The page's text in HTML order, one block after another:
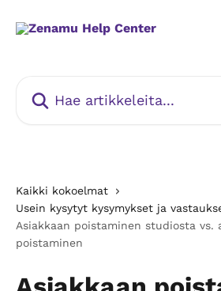
Kaikki kokoelmat
Usein kysytyt kysymykset ja
Asiakkaan poistaminen studiosta vs.
poistaminen